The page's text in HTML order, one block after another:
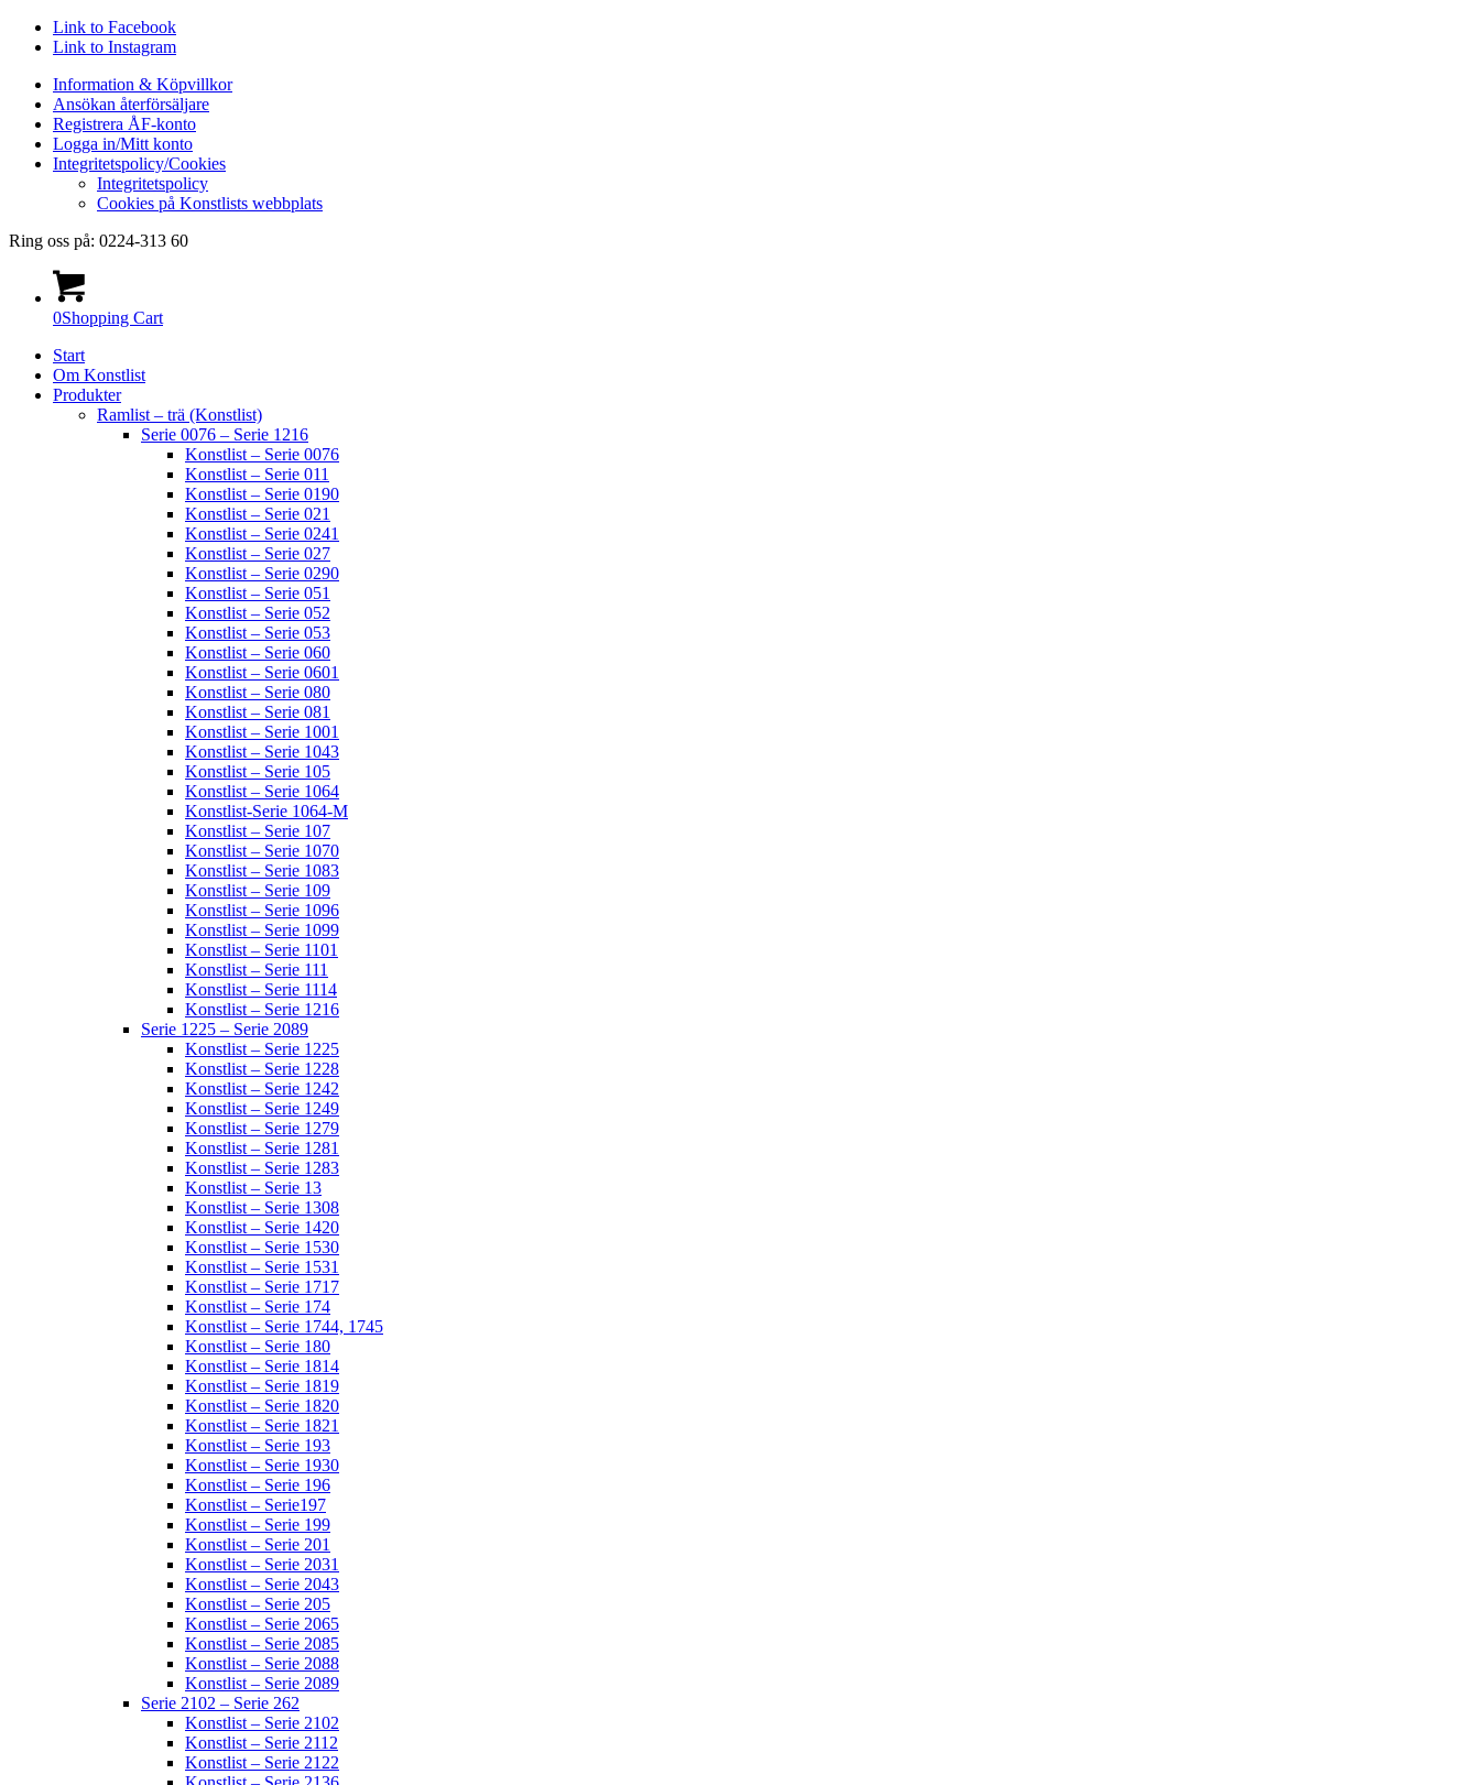
Link to Facebook
Link to Instagram
Information & Köpvillkor
Ansökan återförsäljare
Registrera ÅF-konto
Logga in/Mitt konto
Integritetspolicy/Cookies
Integritetspolicy
Cookies på Konstlists webbplats
Ring oss på: 0224-313 60
0Shopping Cart
Start
Om Konstlist
Produkter
Ramlist – trä (Konstlist)
Serie 0076 – Serie 1216
Konstlist – Serie 0076
Konstlist – Serie 011
Konstlist – Serie 0190
Konstlist – Serie 021
Konstlist – Serie 0241
Konstlist – Serie 027
Konstlist – Serie 0290
Konstlist – Serie 051
Konstlist – Serie 052
Konstlist – Serie 053
Konstlist – Serie 060
Konstlist – Serie 0601
Konstlist – Serie 080
Konstlist – Serie 081
Konstlist – Serie 1001
Konstlist – Serie 1043
Konstlist – Serie 105
Konstlist – Serie 1064
Konstlist-Serie 1064-M
Konstlist – Serie 107
Konstlist – Serie 1070
Konstlist – Serie 1083
Konstlist – Serie 109
Konstlist – Serie 1096
Konstlist – Serie 1099
Konstlist – Serie 1101
Konstlist – Serie 111
Konstlist – Serie 1114
Konstlist – Serie 1216
Serie 1225 – Serie 2089
Konstlist – Serie 1225
Konstlist – Serie 1228
Konstlist – Serie 1242
Konstlist – Serie 1249
Konstlist – Serie 1279
Konstlist – Serie 1281
Konstlist – Serie 1283
Konstlist – Serie 13
Konstlist – Serie 1308
Konstlist – Serie 1420
Konstlist – Serie 1530
Konstlist – Serie 1531
Konstlist – Serie 1717
Konstlist – Serie 174
Konstlist – Serie 1744, 1745
Konstlist – Serie 180
Konstlist – Serie 1814
Konstlist – Serie 1819
Konstlist – Serie 1820
Konstlist – Serie 1821
Konstlist – Serie 193
Konstlist – Serie 1930
Konstlist – Serie 196
Konstlist – Serie197
Konstlist – Serie 199
Konstlist – Serie 201
Konstlist – Serie 2031
Konstlist – Serie 2043
Konstlist – Serie 205
Konstlist – Serie 2065
Konstlist – Serie 2085
Konstlist – Serie 2088
Konstlist – Serie 2089
Serie 2102 – Serie 262
Konstlist – Serie 2102
Konstlist – Serie 2112
Konstlist – Serie 2122